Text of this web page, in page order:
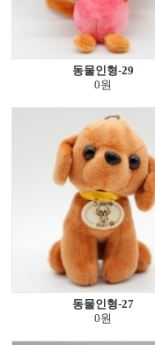
동물인형-29
0원
동물인형-27
0원